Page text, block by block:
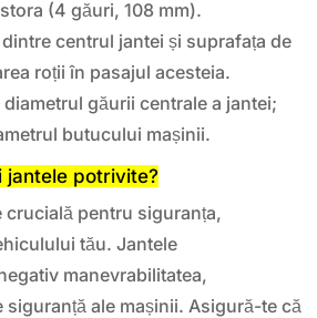
(4 găuri, 108 mm).
centrul jantei și suprafața de
roții în pasajul acesteia.
diametrul găurii centrale a jantei;
butucului mașinii.
jantele potrivite?
crucială pentru siguranța,
tău. Jantele
manevrabilitatea,
ale mașinii. Asigură-te că